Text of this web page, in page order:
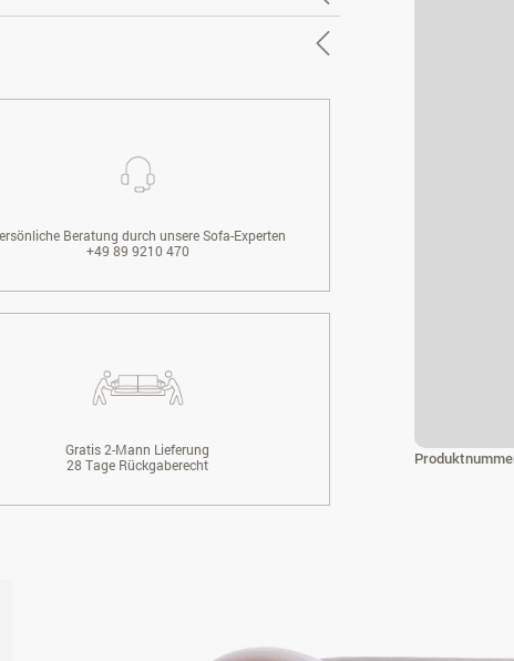
Beratung durch unsere Sofa-Experten
+49 89 9210 470
Gratis 2-Mann Lieferung
28 Tage Rückgaberecht